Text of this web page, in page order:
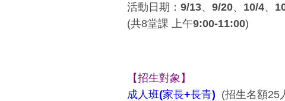
活動日期： 9/13、9/20、10/4、
(共8堂課
上午9:00-11:00)
【招生對象】
成人班(家長+長青) (招生名額25